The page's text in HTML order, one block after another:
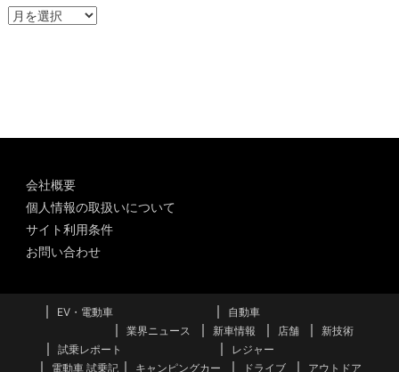
ア
会社概要
個人情報の取扱いについて
サイト利用条件
お問い合わせ
EV・電動車
自動車
業界ニュース
新車情報 店舗
新技術
試乗レポート
電動車 試乗記
レジャー
キャンピングカー
ドライブ アウトドア